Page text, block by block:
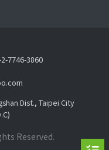
7746-3860
Dist., Taipei City
Reserved.